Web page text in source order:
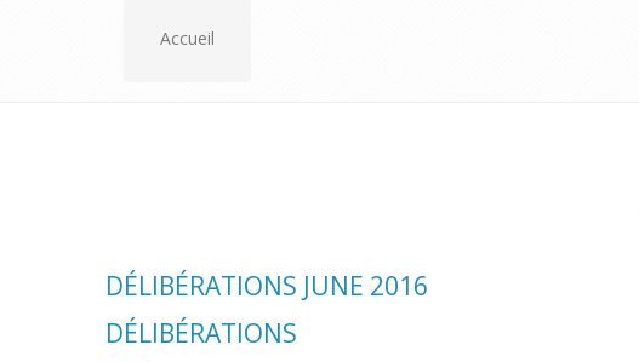
Accueil
DÉLIBÉRATIONS JUNE 2016
DÉLIBÉRATIONS